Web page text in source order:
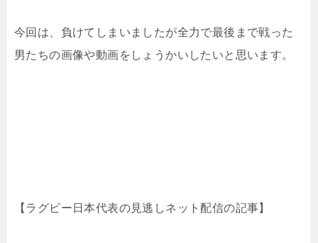
今回は、負けてしまいましたが全力で最後まで戦った
男たちの画像や動画をしょうかいしたいと思います。
【ラグビー日本代表の見逃しネット配信の記事】